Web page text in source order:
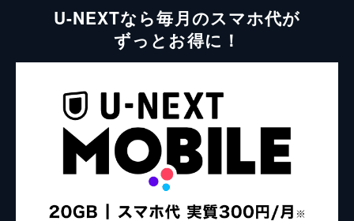
U-NEXTなら毎月のスマホ代が
ずっとお得に！